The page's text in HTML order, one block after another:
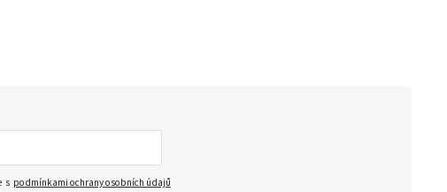
s podmínkami ochrany osobních údajů